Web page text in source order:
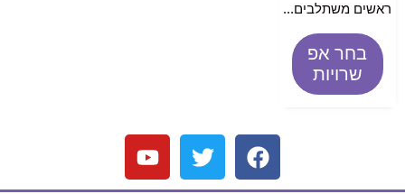
ראשים משתלבים...
בחר אפ
שרויות